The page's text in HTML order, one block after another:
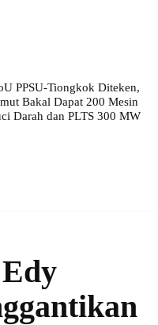
PPSU-Tiongkok Diteken,
Bakal Dapat 200 Mesin
Darah dan PLTS 300 MW